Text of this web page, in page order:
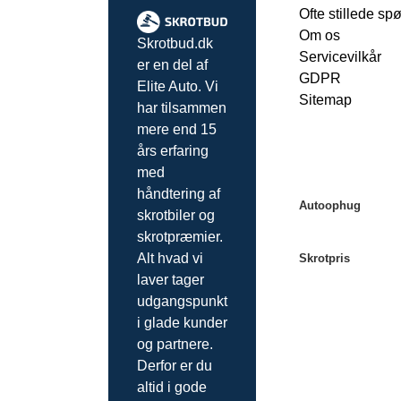
Skrotbud.dk
er en del af
Elite Auto. Vi
har tilsammen
mere end 15
års erfaring
med
håndtering af
skrotbiler og
skrotpræmier.
Alt hvad vi
laver tager
udgangspunkt
i glade kunder
og partnere.
Derfor er du
altid i gode
Ofte stillede
Om os
Servicevilkår
GDPR
Sitemap
Autoophug
Autoophug
Skrotpris